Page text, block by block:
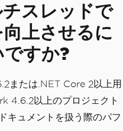
スレッドで
上させるに
すか?
または.NET Core 2以上用
4.6.2以上のプロジェクト
キュメントを扱う際のパフ